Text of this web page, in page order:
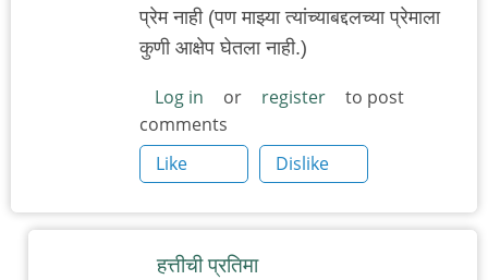
प्रेम नाही (पण माझ्या त्यांच्याबद्दलच्या प्रेमाला
कुणी आक्षेप घेतला नाही.)
Log in or register
to post
comments
Like
Dislike
हत्तीची प्रतिमा